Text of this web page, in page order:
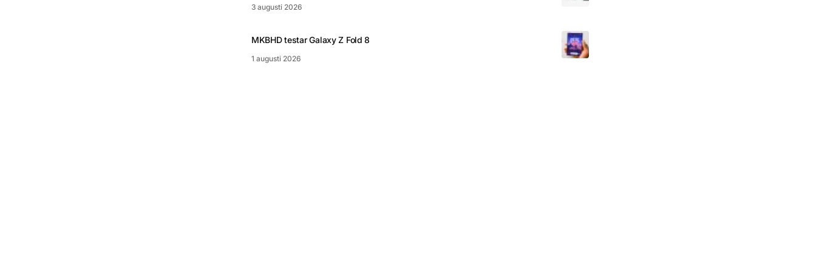
3 augusti 2026
MKBHD testar Galaxy Z Fold 8
1 augusti 2026